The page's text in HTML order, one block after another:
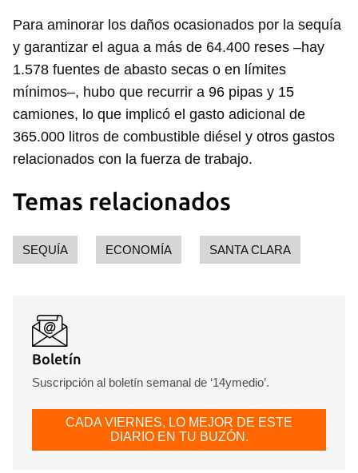
Para aminorar los daños ocasionados por la sequía
y garantizar el agua a más de 64.400 reses –hay
1.578 fuentes de abasto secas o en límites
mínimos–, hubo que recurrir a 96 pipas y 15
camiones, lo que implicó el gasto adicional de
365.000 litros de combustible diésel y otros gastos
relacionados con la fuerza de trabajo.
Temas relacionados
SEQUÍA ECONOMÍA SANTA CLARA
Boletín
Suscripción al boletín semanal de ‘14ymedio’.
CADA VIERNES, LO MEJOR DE ESTE
DIARIO EN TU BUZÓN.